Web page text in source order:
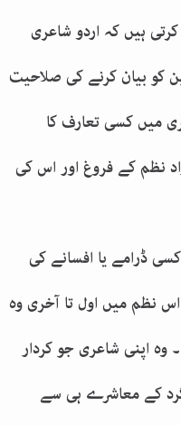
ہیں کہ اردو شاعری
کو بیان کرنے کی صلاحیت
میں کسی تعارف کا
نظم کے فروغ اور اس کی
ڈرامے یا افسانے کی
نظم میں اول تا آخری وہ
وہ اپنی شاعری جو کردار
کے معاشرے ہی سے